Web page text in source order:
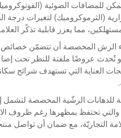
للمضافات الضوئية
(الثرموكروميك) لتغيرات درجة
مما يعزز قابلية تذكّر
الرش المخصصة أن تتضمّن
تُحدث عروضًا ملفتة للنظر تحت إضاءة
العناية التي تستهدف شرائح
للدهانات الرشّية المخصصة
والتي تحتفظ بمظهرها رغم ظروف
التجاريّة، مع ضمان أن تواصل